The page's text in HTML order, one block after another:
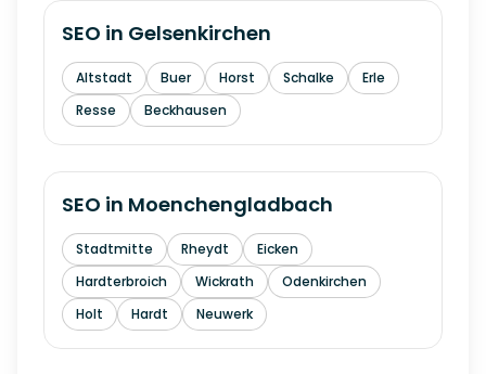
SEO in Gelsenkirchen
Altstadt Buer Horst Schalke
Erle
Resse
Beckhausen
SEO in Moenchengladbach
Stadtmitte Rheydt
Eicken
Hardterbroich
Wickrath
Odenkirchen
Holt
Hardt Neuwerk